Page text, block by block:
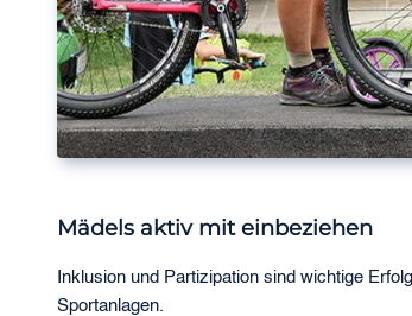
Mädels aktiv mit einbeziehen
Inklusion und Partizipation sind wichtige
Sportanlagen.